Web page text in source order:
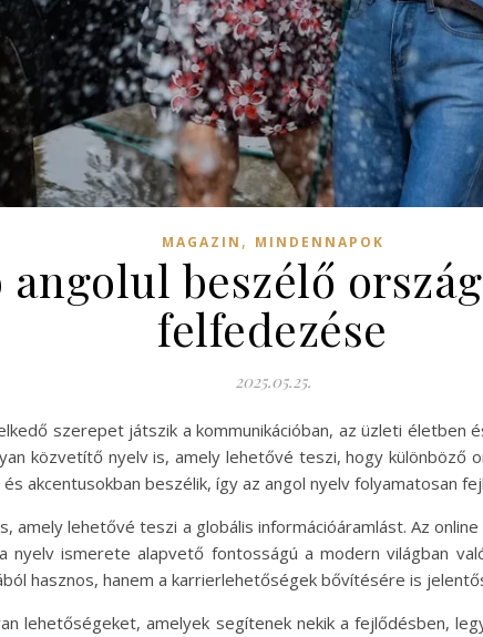
MAGAZIN , MINDENNAPOK
angolul beszélő
felfedezése
2025.05.25.
szerepet játszik a kommunikációban, az üzleti életben
közvetítő nyelv is, amely lehetővé teszi, hogy különböző
akcentusokban beszélik, így az angol nyelv folyamatosan
amely lehetővé teszi a globális információáramlást. Az
nyelv ismerete alapvető fontosságú a modern világban
hasznos, hanem a karrierlehetőségek bővítésére is
lehetőségeket, amelyek segítenek nekik a fejlődésben,